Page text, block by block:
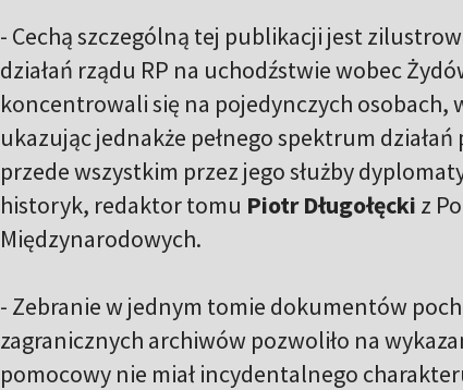
- Cechą szczególną tej publikacji jest
działań rządu RP na uchodźstwie wobec
koncentrowali się na pojedynczych osobach,
ukazując jednakże pełnego spektrum
przede wszystkim przez jego służby
historyk, redaktor tomu Piotr Długołęcki z
Międzynarodowych.
- Zebranie w jednym tomie dokumentów
zagranicznych archiwów pozwoliło na
pomocowy nie miał incydentalnego